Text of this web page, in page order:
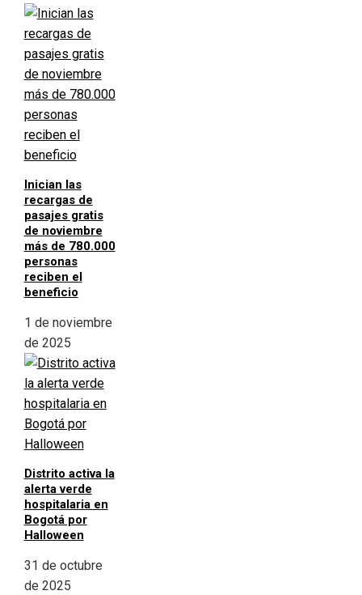
Inician las
recargas de
pasajes gratis
de noviembre
más de 780.000
personas
reciben el
beneficio
1 de noviembre
de 2025
Distrito activa la
alerta verde
hospitalaria en
Bogotá por
Halloween
31 de octubre
de 2025